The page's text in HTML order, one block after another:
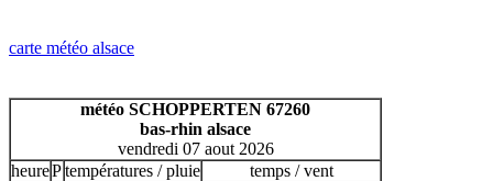
H
I J K L M
N
T
U
V
W X Y Z
carte météo alsace
météo SCHOPPERTEN 67260
bas-rhin alsace
vendredi 07 aout 2026
heurePtempératures / pluie temps / vent